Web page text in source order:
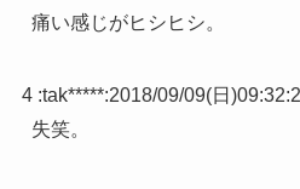
痛い感じがヒシヒシ。
4 :tak*****:2018/09/09(日
失笑。